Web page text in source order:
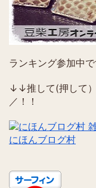
ランキング参加中で
↓↓推して(押して
／！！
にほんブログ村